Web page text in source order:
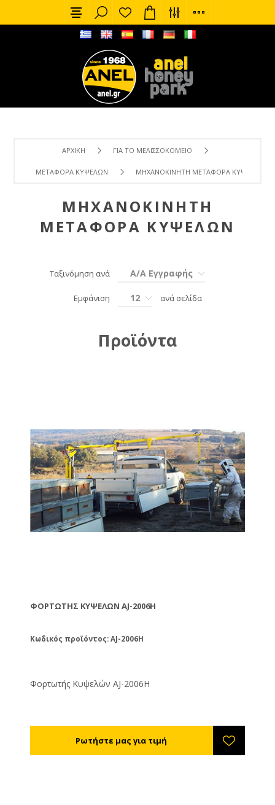
ΑΡΧΙΚΉ ΓΙΑ ΤΟ ΜΕΛΙΣΣΟΚΟΜΕΊΟ
ΜΕΤΑΦΟΡΆ ΚΥΨΕΛΏΝ ΜΗΧΑΝΟΚΊΝΗΤΗ ΜΕΤΑΦΟΡΆ ΚΥΨΕΛΏΝ
ΜΗΧΑΝΟΚΊΝΗΤΗ
ΜΕΤΑΦΟΡΆ ΚΥΨΕΛΏΝ
Ταξινόμηση ανά Α/Α Εγγραφής
Εμφάνιση 12 ανά σελίδα
Προϊόντα
ΦΟΡΤΩΤΉΣ ΚΥΨΕΛΏΝ AJ-2006H
Κωδικός προϊόντος: AJ-2006H
Φορτωτής Κυψελών AJ-2006H